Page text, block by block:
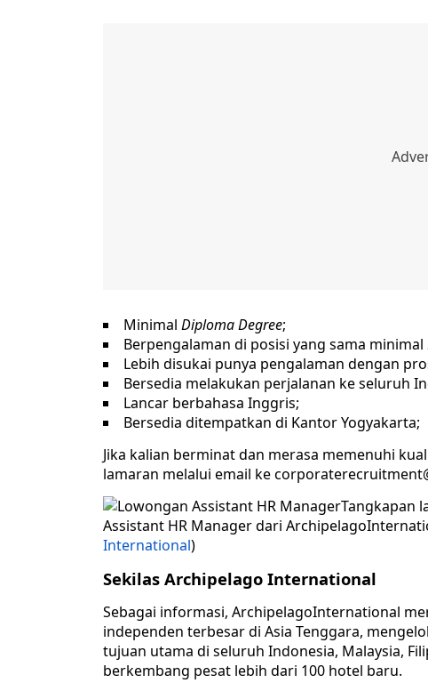
Minimal Diploma Degree;
Berpengalaman di posisi yang sama minimal
Lebih disukai punya pengalaman dengan
Bersedia melakukan perjalanan ke seluruh
Lancar berbahasa Inggris;
Bersedia ditempatkan di Kantor Yogyakarta;
Jika kalian berminat dan merasa memenuhi
lamaran melalui email ke
Tangkapan
Assistant HR Manager dari
International)
Sekilas Archipelago International
Sebagai informasi, ArchipelagoInternational
independen terbesar di Asia Tenggara,
tujuan utama di seluruh Indonesia, Malaysia,
berkembang pesat lebih dari 100 hotel baru.